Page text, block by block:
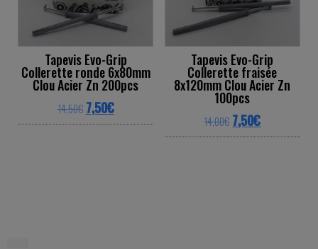
Tapevis Evo-Grip
Collerette ronde 6x80mm
Clou Acier Zn 200pcs
14,50€ Original price was: 14,50€.
7,50€Current price is: 7,50€.
This product has multiple variants. The
Tapevis Evo-Grip
Collerette fraisée
8x120mm Clou Acier Zn
100pcs
14,00€ Original price was:
7,50€Current